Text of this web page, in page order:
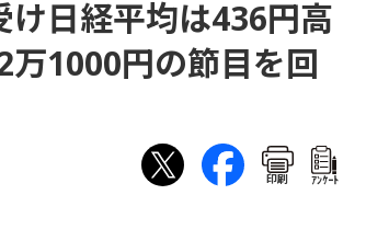
日経平均は436円高
万1000円の節目を回
印刷 ｱﾝｹｰﾄ